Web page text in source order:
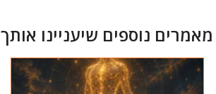
מאמרים נוספים שיעניינו אותך